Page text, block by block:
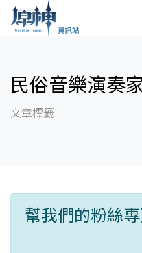
民俗音樂演奏
文章標籤
幫我們的粉絲